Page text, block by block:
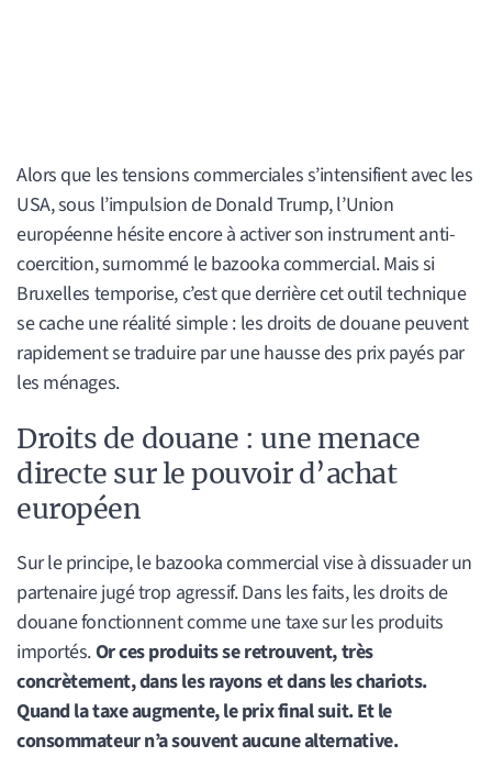
Alors que les tensions commerciales s’intensifient avec les
USA, sous l’impulsion de Donald Trump, l’Union
européenne hésite encore à activer son instrument anti-
coercition, surnommé le bazooka commercial. Mais si
Bruxelles temporise, c’est que derrière cet outil technique
se cache une réalité simple : les droits de douane peuvent
rapidement se traduire par une hausse des prix payés par
les ménages.
Droits de douane : une menace
directe sur le pouvoir d’achat
européen
Sur le principe, le bazooka commercial vise à dissuader un
partenaire jugé trop agressif. Dans les faits, les droits de
douane fonctionnent comme une taxe sur les produits
importés.Or ces produits se retrouvent, très
concrètement, dans les rayons et dans les chariots.
Quand la taxe augmente, le prix final suit. Et le
consommateur n’a souvent aucune alternative.